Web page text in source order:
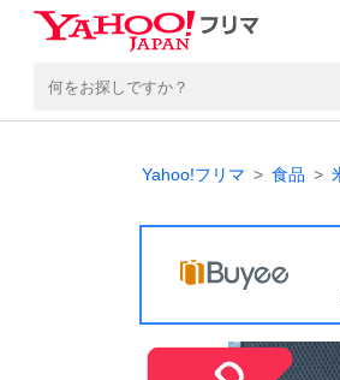
Yahoo!フリマ 食品